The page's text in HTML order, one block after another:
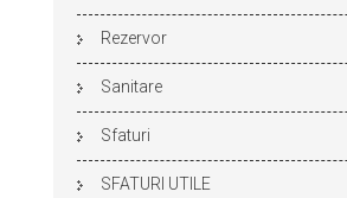
Rezervor
Sanitare
Sfaturi
SFATURI UTILE